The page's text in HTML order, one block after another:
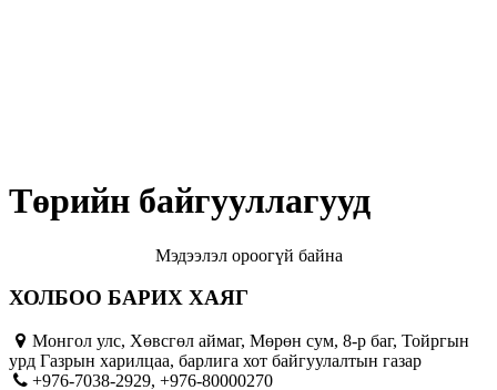
Төрийн байгууллагууд
Мэдээлэл ороогүй байна
ХОЛБОО БАРИХ ХАЯГ
Монгол улс, Хөвсгөл аймаг, Мөрөн сум, 8-р баг, Тойргын
урд Газрын харилцаа, барлига хот байгуулалтын газар
+976-7038-2929, +976-80000270